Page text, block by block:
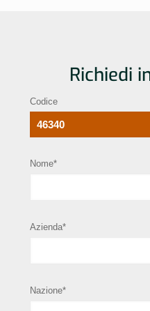
Richiedi
Codice
Nome*
Azienda*
Nazione*